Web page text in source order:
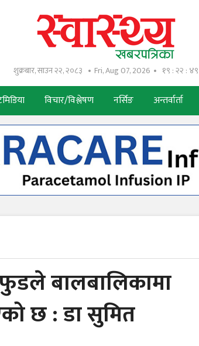
शुक्रबार, साउन २२, २०८३ Fri, Aug 07, 2026 १९ : २२ : ४९
विचार/विश्लेषण नर्सिङ अन्तर्वार्ता
बालबालिकामा
छ : डा सुमित